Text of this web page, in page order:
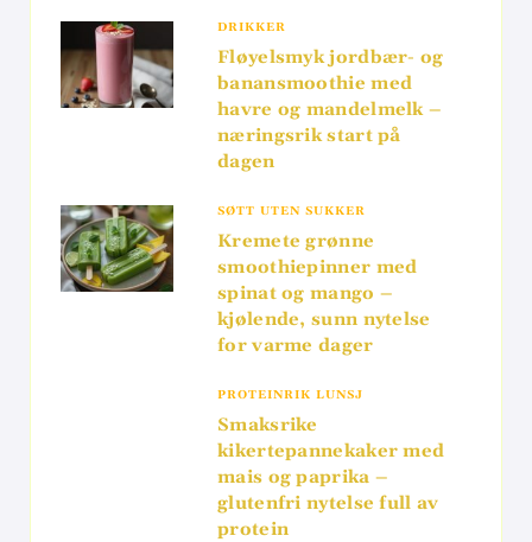
DRIKKER
Fløyelsmyk jordbær- og
banansmoothie med
havre og mandelmelk –
næringsrik start på
dagen
SØTT UTEN SUKKER
Kremete grønne
smoothiepinner med
spinat og mango –
kjølende, sunn nytelse
for varme dager
PROTEINRIK LUNSJ
Smaksrike
kikertepannekaker med
mais og paprika –
glutenfri nytelse full av
protein